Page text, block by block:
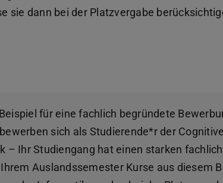
sie dann bei der Platzvergabe
für eine fachlich begründete
sich als Studierende*r der
– Ihr Studiengang hat einen starken
Auslandssemester Kurse aus diesem